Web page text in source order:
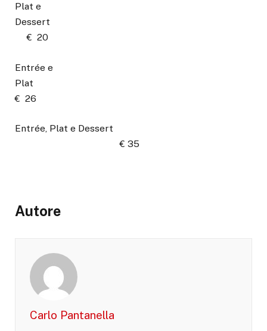
Plat e
Dessert
€ 20
Entrée e
Plat
€ 26
Entrée, Plat e Dessert
€ 35
Autore
Carlo Pantanella